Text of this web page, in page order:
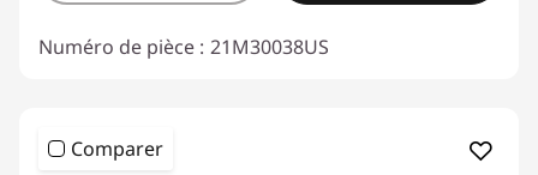
Numéro de pièce : 21M30038US
Comparer